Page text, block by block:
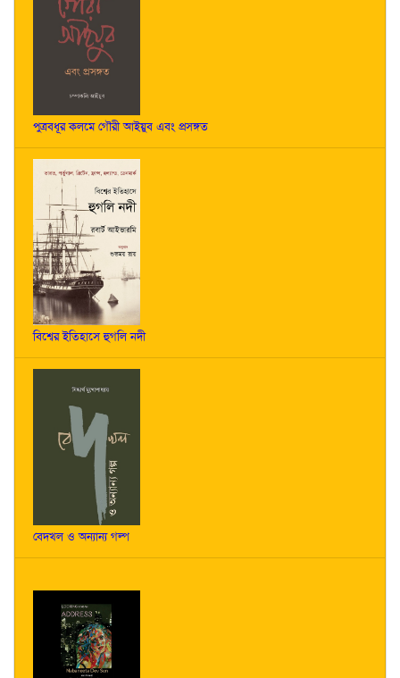
পুত্রবধূর কলমে গৌরী আইয়ুব এবং প্রসঙ্গত
বিশ্বের ইতিহাসে হুগলি নদী
বেদখল ও অন্যান্য গল্প